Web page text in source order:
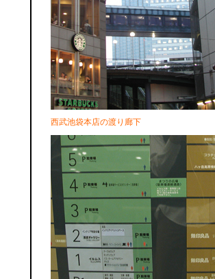
西武池袋本店の渡り廊下